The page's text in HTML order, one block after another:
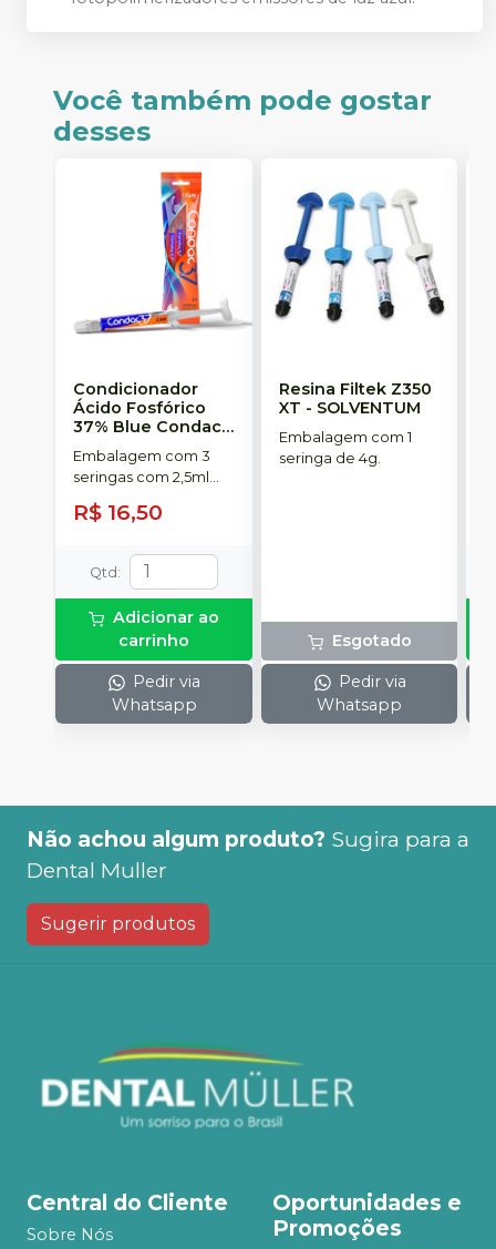
Você também pode gostar
desses
Condicionador
Ácido Fosfórico
37% Blue Condac-
FGM
Embalagem com 3
seringas com 2,5ml
cada uma e 3
ponteiras para
R$ 16,50
Qtd :
Adicionar ao
carrinho
Pedir via
Whatsapp
Resina Filtek Z350
XT - SOLVENTUM
Embalagem com 1
seringa de 4g.
Esgotado
Pedir via
Whatsapp
Não achou algum produto? Sugira para a
Dental Muller
Sugerir produtos
Central do Cliente
Sobre Nós
Oportunidades e
Promoções